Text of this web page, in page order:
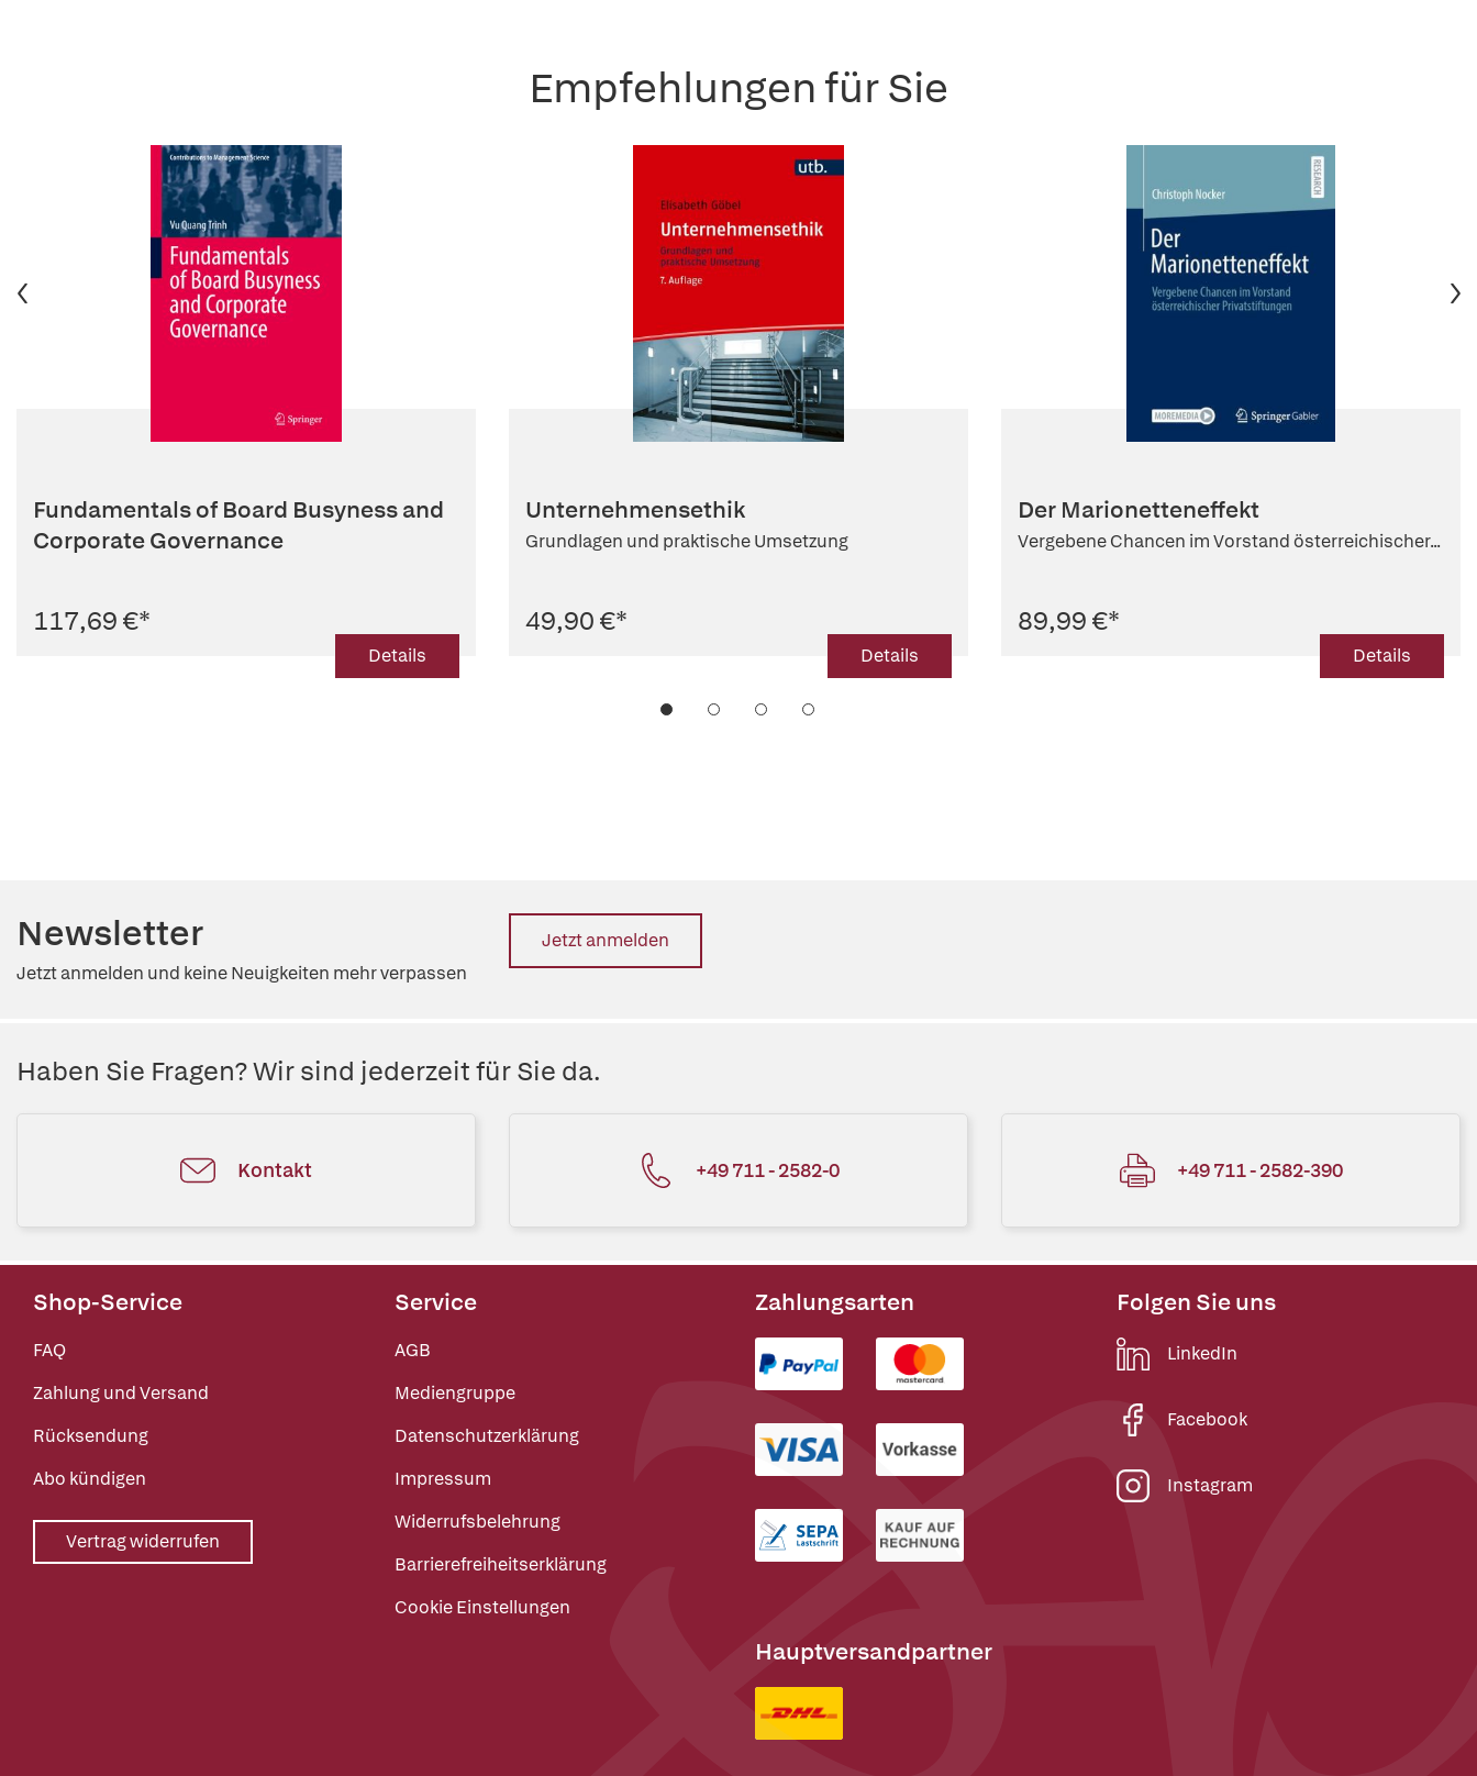
Empfehlungen für Sie
Fundamentals of Board Busyness and
Corporate Governance
117,69 €*
Details
Unternehmensethik
Grundlagen und praktische Umsetzung
49,90 €*
Details
Der Marionetteneffekt
Vergebene Chancen im Vorstand österreichischer...
89,99 €*
Details
Newsletter
Jetzt anmelden und keine Neuigkeiten mehr verpassen
Jetzt anmelden
Haben Sie Fragen? Wir sind jederzeit für Sie da.
Kontakt +49 711 - 2582-0 +49 711 - 2582-390
Shop-Service
FAQ
Zahlung und Versand
Rücksendung
Abo kündigen
Vertrag widerrufen
Service
AGB
Mediengruppe
Datenschutzerklärung
Impressum
Widerrufsbelehrung
Barrierefreiheitserklärung
Cookie Einstellungen
Zahlungsarten
Hauptversandpartner
Folgen Sie uns
LinkedIn
Facebook
Instagram